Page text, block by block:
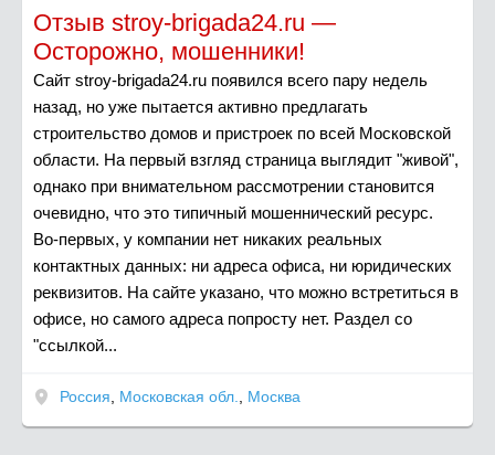
Отзыв stroy-brigada24.ru —
Осторожно, мошенники!
Сайт stroy-brigada24.ru появился всего пару недель
назад, но уже пытается активно предлагать
строительство домов и пристроек по всей Московской
области. На первый взгляд страница выглядит "живой",
однако при внимательном рассмотрении становится
очевидно, что это типичный мошеннический ресурс.
Во-первых, у компании нет никаких реальных
контактных данных: ни адреса офиса, ни юридических
реквизитов. На сайте указано, что можно встретиться в
офисе, но самого адреса попросту нет. Раздел со
"ссылкой...
Россия Московская обл. Москва